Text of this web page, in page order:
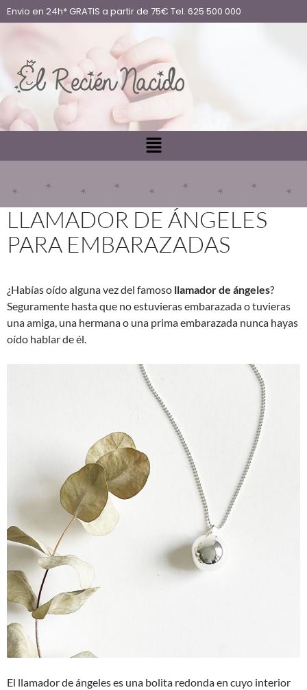
Envio en 24h* GRATIS a partir de 75€ Tel. 625 500 000
LLAMADOR DE ÁNGELES
PARA EMBARAZADAS
¿Habías oído alguna vez del famoso llamador de ángeles?
Seguramente hasta que no estuvieras embarazada o tuvieras
una amiga, una hermana o una prima embarazada nunca hayas
oído hablar de él.
El llamador de ángeles es una bolita redonda en cuyo interior